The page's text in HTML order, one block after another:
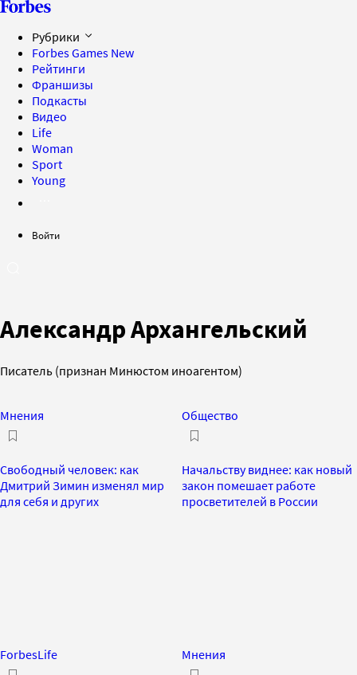
Рубрики
Forbes Games New
Рейтинги
Франшизы
Подкасты
Видео
Life
Woman
Sport
Young
Войти
Александр Архангельский
Писатель (признан Минюстом иноагентом)
Мнения
Свободный человек: как
Дмитрий Зимин изменял мир
для себя и других
Общество
Начальству виднее: как новый
закон помешает работе
просветителей в России
ForbesLife Мнения